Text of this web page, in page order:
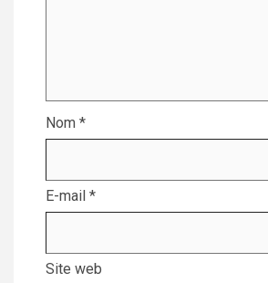
Nom *
E-mail *
Site web